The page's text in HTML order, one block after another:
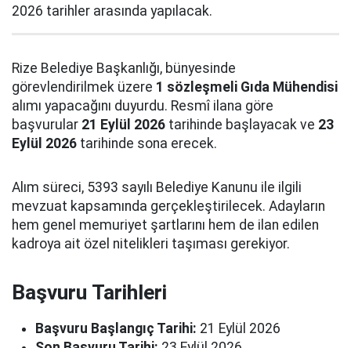
2026 tarihler arasında yapılacak.
Rize Belediye Başkanlığı, bünyesinde
görevlendirilmek üzere 1 sözleşmeli Gıda Mühendisi
alımı yapacağını duyurdu. Resmî ilana göre
başvurular 21 Eylül 2026 tarihinde başlayacak ve 23
Eylül 2026 tarihinde sona erecek.
Alım süreci, 5393 sayılı Belediye Kanunu ile ilgili
mevzuat kapsamında gerçekleştirilecek. Adayların
hem genel memuriyet şartlarını hem de ilan edilen
kadroya ait özel nitelikleri taşıması gerekiyor.
Başvuru Tarihleri
Başvuru Başlangıç Tarihi: 21 Eylül 2026